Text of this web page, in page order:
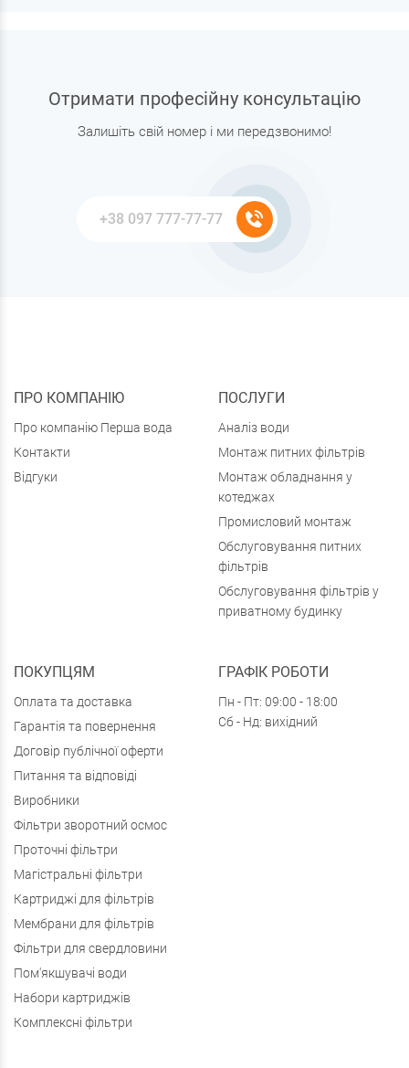
Отримати професійну консультацію
Залишіть свій номер і ми передзвонимо!
ПРО КОМПАНІЮ
Про компанію Перша вода
Контакти
Відгуки
ПОСЛУГИ
Аналіз води
Монтаж питних фільтрів
Монтаж обладнання у
котеджах
Промисловий монтаж
Обслуговування питних
фільтрів
Обслуговування фільтрів у
приватному будинку
ПОКУПЦЯМ
Оплата та доставка
Гарантія та повернення
Договір публічної оферти
Питання та відповіді
Виробники
Фільтри зворотний осмос
Проточні фільтри
Магістральні фільтри
Картриджі для фільтрів
Мембрани для фільтрів
Фільтри для свердловини
Пом'якшувачі води
Набори картриджів
Комплексні фільтри
ГРАФІК РОБОТИ
Пн - Пт: 09:00 - 18:00
Сб - Нд: вихідний